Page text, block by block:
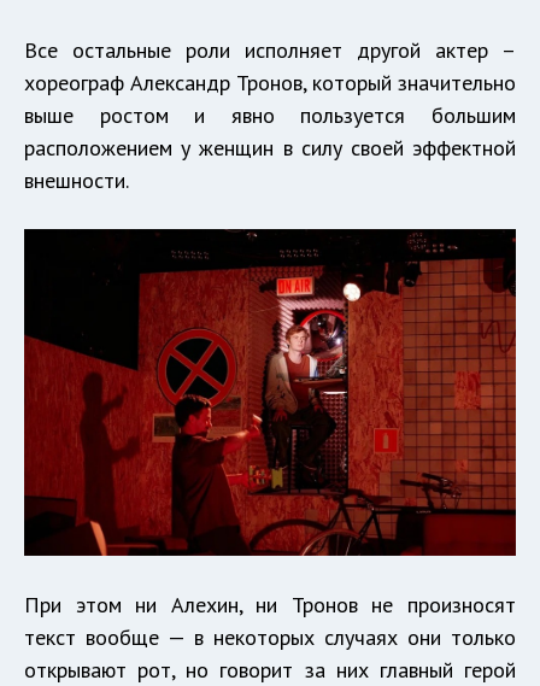
Все остальные роли исполняет другой актер –
хореограф Александр Тронов, который значительно
выше ростом и явно пользуется большим
расположением у женщин в силу своей эффектной
внешности.
При этом ни Алехин, ни Тронов не произносят
текст вообще — в некоторых случаях они только
открывают рот, но говорит за них главный герой